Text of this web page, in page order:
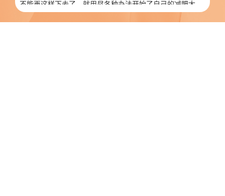
不能再这样下去了，就用尽各种办法开始了自己的减肥大
业，但却是年年减肥年年肥。